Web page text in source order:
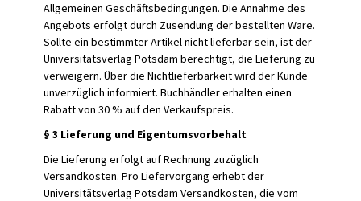
Allgemeinen Geschäftsbedingungen. Die Annahme des
Angebots erfolgt durch Zusendung der bestellten Ware.
Sollte ein bestimmter Artikel nicht lieferbar sein, ist der
Universitätsverlag Potsdam berechtigt, die Lieferung zu
verweigern. Über die Nichtlieferbarkeit wird der Kunde
unverzüglich informiert. Buchhändler erhalten einen
Rabatt von 30 % auf den Verkaufspreis.
§ 3 Lieferung und Eigentumsvorbehalt
Die Lieferung erfolgt auf Rechnung zuzüglich
Versandkosten. Pro Liefervorgang erhebt der
Universitätsverlag Potsdam Versandkosten, die vom